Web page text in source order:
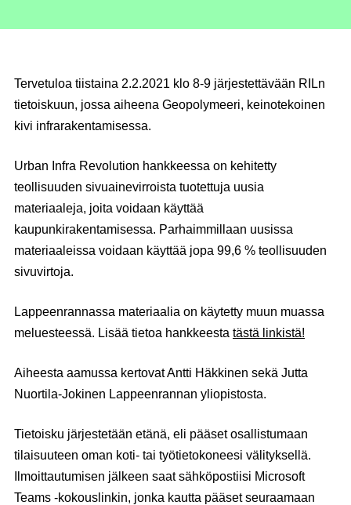
Tervetuloa tiistaina 2.2.2021 klo 8-9 järjestettävään RILn
tietoiskuun, jossa aiheena Geopolymeeri, keinotekoinen
kivi infrarakentamisessa.
Urban Infra Revolution hankkeessa on kehitetty
teollisuuden sivuainevirroista tuotettuja uusia
materiaaleja, joita voidaan käyttää
kaupunkirakentamisessa. Parhaimmillaan uusissa
materiaaleissa voidaan käyttää jopa 99,6 % teollisuuden
sivuvirtoja.
Lappeenrannassa materiaalia on käytetty muun muassa
meluesteessä. Lisää tietoa hankkeesta tästä linkistä!
Aiheesta aamussa kertovat Antti Häkkinen sekä Jutta
Nuortila-Jokinen Lappeenrannan yliopistosta.
Tietoisku järjestetään etänä, eli pääset osallistumaan
tilaisuuteen oman koti- tai työtietokoneesi välityksellä.
Ilmoittautumisen jälkeen saat sähköpostiisi Microsoft
Teams -kokouslinkin, jonka kautta pääset seuraamaan